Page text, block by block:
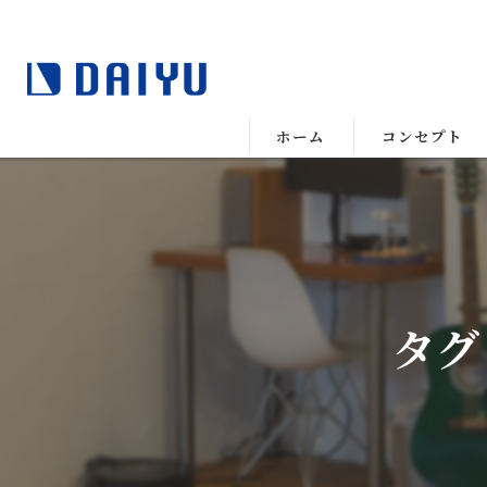
ホーム コンセプト
タ